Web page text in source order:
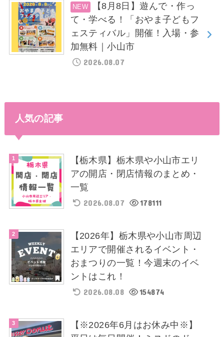
【8月8日】遊んで・作っ
て・学べる！「おやま子どもフ
ェスティバル」開催！入場・参
加無料｜小山市
2026.08.07
人気の記事
【栃木県】栃木県や小山市エリ
アの開店・閉店情報のまとめ・
一覧
2026.08.07 178111
【2026年】栃木県や小山市周辺
エリアで開催されるイベント・
おまつりの一覧！今週末のイベ
ントはこれ！
2026.08.08 154874
【※2026年6月はお休み中※】